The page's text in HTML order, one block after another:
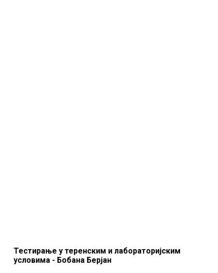
Тестирање у теренским и лабораторијским
условима - Бобана Берјан